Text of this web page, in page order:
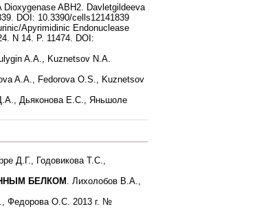
ABH2. Davletgildeeva
DOI: 10.3390/cells12141839
Apyrimidinic Endonuclease
N 14. P. 11474. DOI:
A.A., Kuznetsov N.A.
A.A., Fedorova O.S., Kuznetsov
Дьяконова Е.С., Яньшоле
Д.Г., Годовикова Т.С.,
БЕЛКОМ . Лихолобов В.А.,
Федорова О.С. 2013 г. №